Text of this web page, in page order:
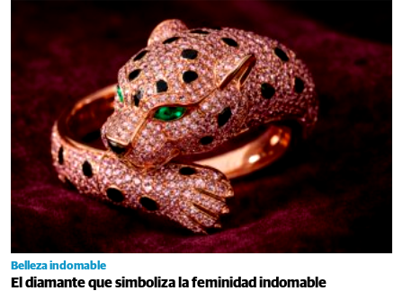
Belleza indomable
El diamante que simboliza la feminidad indomable